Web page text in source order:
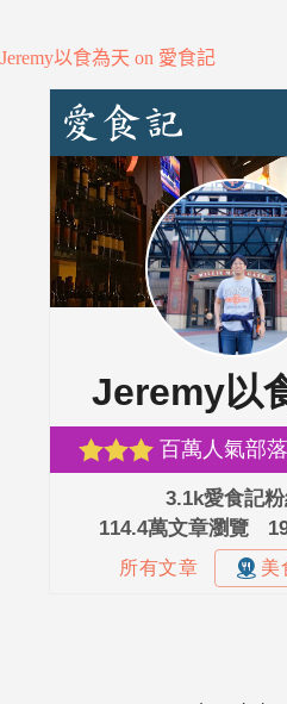
Jeremy以食為天 on 愛食記